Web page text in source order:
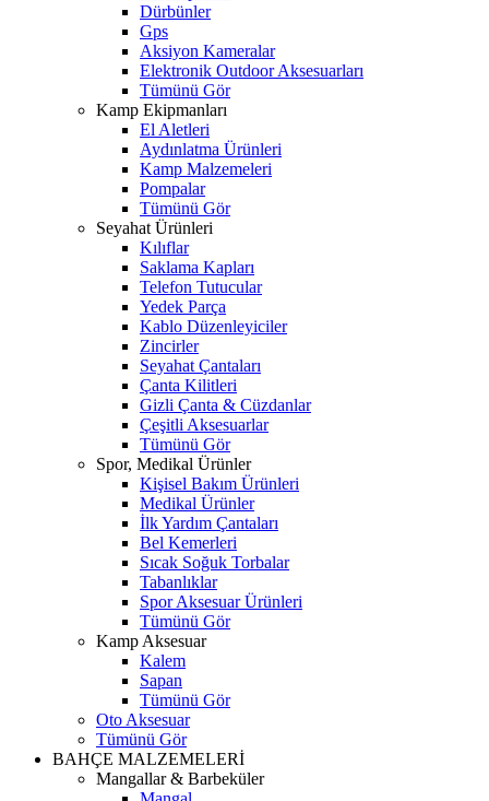
Dürbünler
Gps
Aksiyon Kameralar
Elektronik Outdoor Aksesuarları
Tümünü Gör
Kamp Ekipmanları
El Aletleri
Aydınlatma Ürünleri
Kamp Malzemeleri
Pompalar
Tümünü Gör
Seyahat Ürünleri
Kılıflar
Saklama Kapları
Telefon Tutucular
Yedek Parça
Kablo Düzenleyiciler
Zincirler
Seyahat Çantaları
Çanta Kilitleri
Gizli Çanta & Cüzdanlar
Çeşitli Aksesuarlar
Tümünü Gör
Spor, Medikal Ürünler
Kişisel Bakım Ürünleri
Medikal Ürünler
İlk Yardım Çantaları
Bel Kemerleri
Sıcak Soğuk Torbalar
Tabanlıklar
Spor Aksesuar Ürünleri
Tümünü Gör
Kamp Aksesuar
Kalem
Sapan
Tümünü Gör
Oto Aksesuar
Tümünü Gör
BAHÇE MALZEMELERİ
Mangallar & Barbeküler